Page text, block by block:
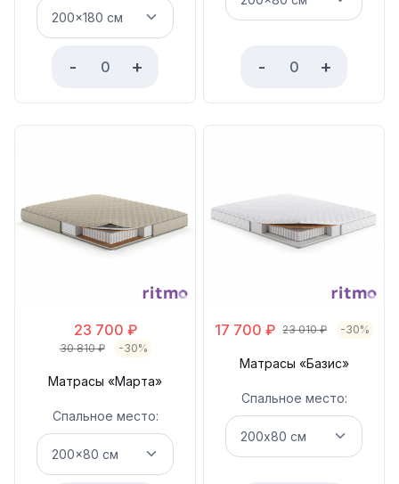
- + - +
23 700 ₽
30 810₽ -30%
Матрасы «Марта»
Спальное место:
17 700 ₽ 23 010₽ -30%
Матрасы «Базис»
Спальное место: